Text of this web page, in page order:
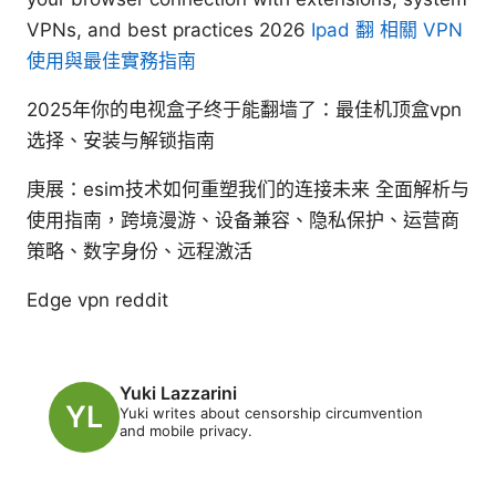
VPNs, and best practices 2026 Ipad 翻 相關 VPN
使用與最佳實務指南
2025年你的电视盒子终于能翻墙了：最佳机顶盒vpn
选择、安装与解锁指南
庚展：esim技术如何重塑我们的连接未来 全面解析与
使用指南，跨境漫游、设备兼容、隐私保护、运营商
策略、数字身份、远程激活
Edge vpn reddit
Yuki Lazzarini
Yuki writes about censorship circumvention
and mobile privacy.